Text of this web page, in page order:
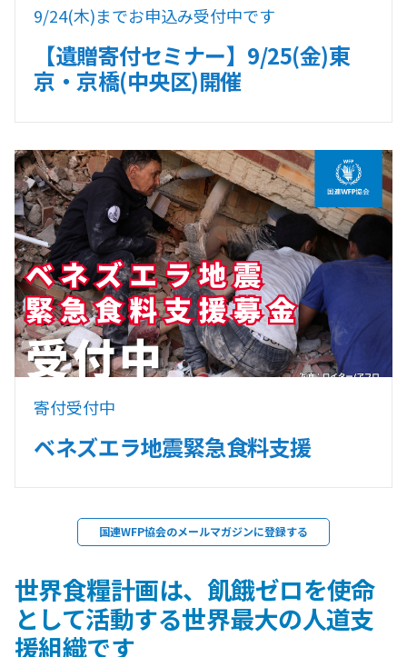
9/24(木)までお申込み受付中です
【遺贈寄付セミナー】9/25(金)東
京・京橋(中央区)開催
寄付受付中
ベネズエラ地震緊急食料支援
国連WFP協会のメールマガジンに登録する
世界食糧計画は、飢餓ゼロを使命
として活動する世界最大の人道支
援組織です